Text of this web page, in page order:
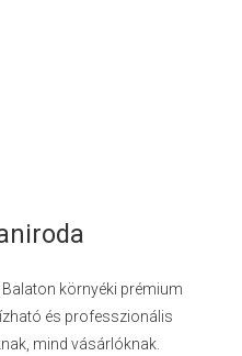
környéki prémium
és professzionális
mind vásárlóknak.